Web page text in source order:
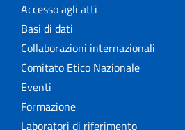
Accesso agli atti
Basi di dati
Collaborazioni internazionali
Comitato Etico Nazionale
Eventi
Formazione
Laboratori di riferimento